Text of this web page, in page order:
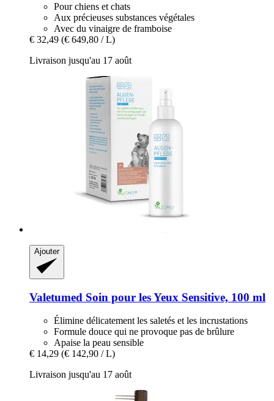
Pour chiens et chats
Aux précieuses substances végétales
Avec du vinaigre de framboise
€ 32,49 (€ 649,80 / L)
Livraison jusqu'au 17 août
Ajouter
Valetumed Soin pour les Yeux Sensitive, 100 ml
Élimine délicatement les saletés et les incrustations
Formule douce qui ne provoque pas de brûlure
Apaise la peau sensible
€ 14,29 (€ 142,90 / L)
Livraison jusqu'au 17 août